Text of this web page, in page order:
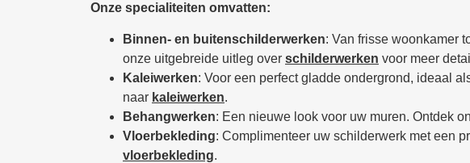
Onze specialiteiten omvatten:
Binnen- en buitenschilderwerken: Van frisse woonkamer
onze uitgebreide uitleg over schilderwerken voor meer
Kaleiwerken: Voor een perfect gladde ondergrond, ideaal
naar kaleiwerken.
Behangwerken: Een nieuwe look voor uw muren. Ontdek
Vloerbekleding: Complimenteer uw schilderwerk met een
vloerbekleding.